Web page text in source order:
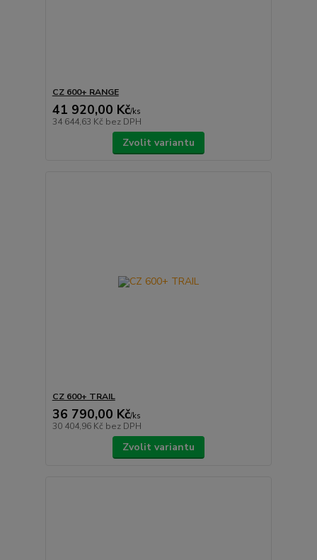
CZ 600+ RANGE
41 920,00 Kč/ks
34 644,63 Kč bez DPH
Zvolit variantu
CZ 600+ TRAIL
36 790,00 Kč/ks
30 404,96 Kč bez DPH
Zvolit variantu